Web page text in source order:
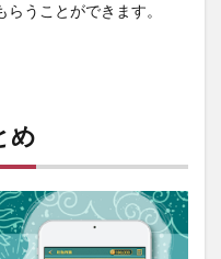
うことができます。
め